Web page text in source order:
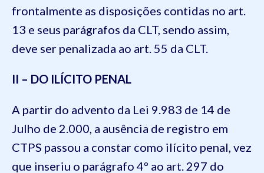
frontalmente as disposições contidas no art.
13 e seus parágrafos da CLT, sendo assim,
deve ser penalizada ao art. 55 da CLT.
II – DO ILÍCITO PENAL
A partir do advento da Lei 9.983 de 14 de
Julho de 2.000, a ausência de registro em
CTPS passou a constar como ilícito penal, vez
que inseriu o parágrafo 4º ao art. 297 do